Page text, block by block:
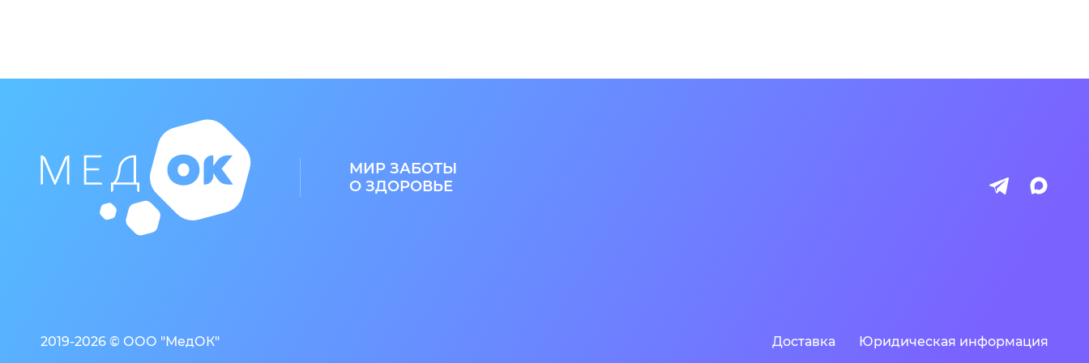
МИР ЗАБОТЫ
О ЗДОРОВЬЕ
2019-2026 © ООО "МедОК" Доставка Юридическая информация